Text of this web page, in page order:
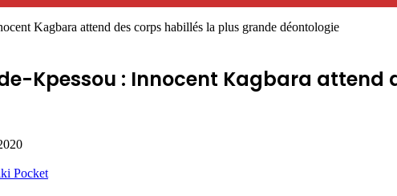
Kagbara attend des corps habillés la plus grande déontologie
Kpessou : Innocent Kagbara attend
Pocket